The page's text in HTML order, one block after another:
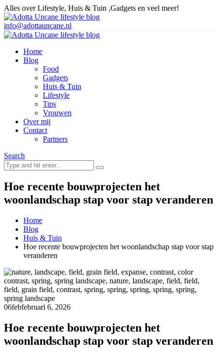
Alles over Lifestyle, Huis & Tuin ,Gadgets en veel meer!
info@adottauncane.nl
Home
Blog
Food
Gadgets
Huis & Tuin
Lifestyle
Tips
Vrouwen
Over mij
Contact
Partners
Search
Hoe recente bouwprojecten het
woonlandschap stap voor stap veranderen
Home
Blog
Huis & Tuin
Hoe recente bouwprojecten het woonlandschap stap voor stap
veranderen
06febfebruari 6, 2026
Hoe recente bouwprojecten het
woonlandschap stap voor stap veranderen